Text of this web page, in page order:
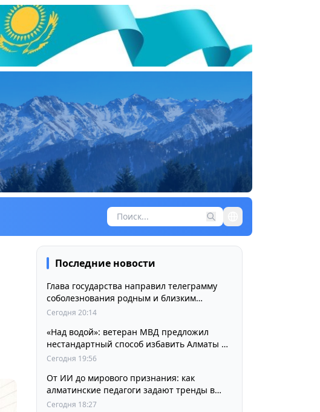
Последние новости
Глава государства направил телеграмму
соболезнования родным и близким
выдающегося кинорежиссера Ардака
Сегодня 20:14
«Над водой»: ветеран МВД предложил
нестандартный способ избавить Алматы от
пробок и смога
Сегодня 19:56
От ИИ до мирового признания: как
алматинские педагоги задают тренды в
изучении языков
Сегодня 18:27